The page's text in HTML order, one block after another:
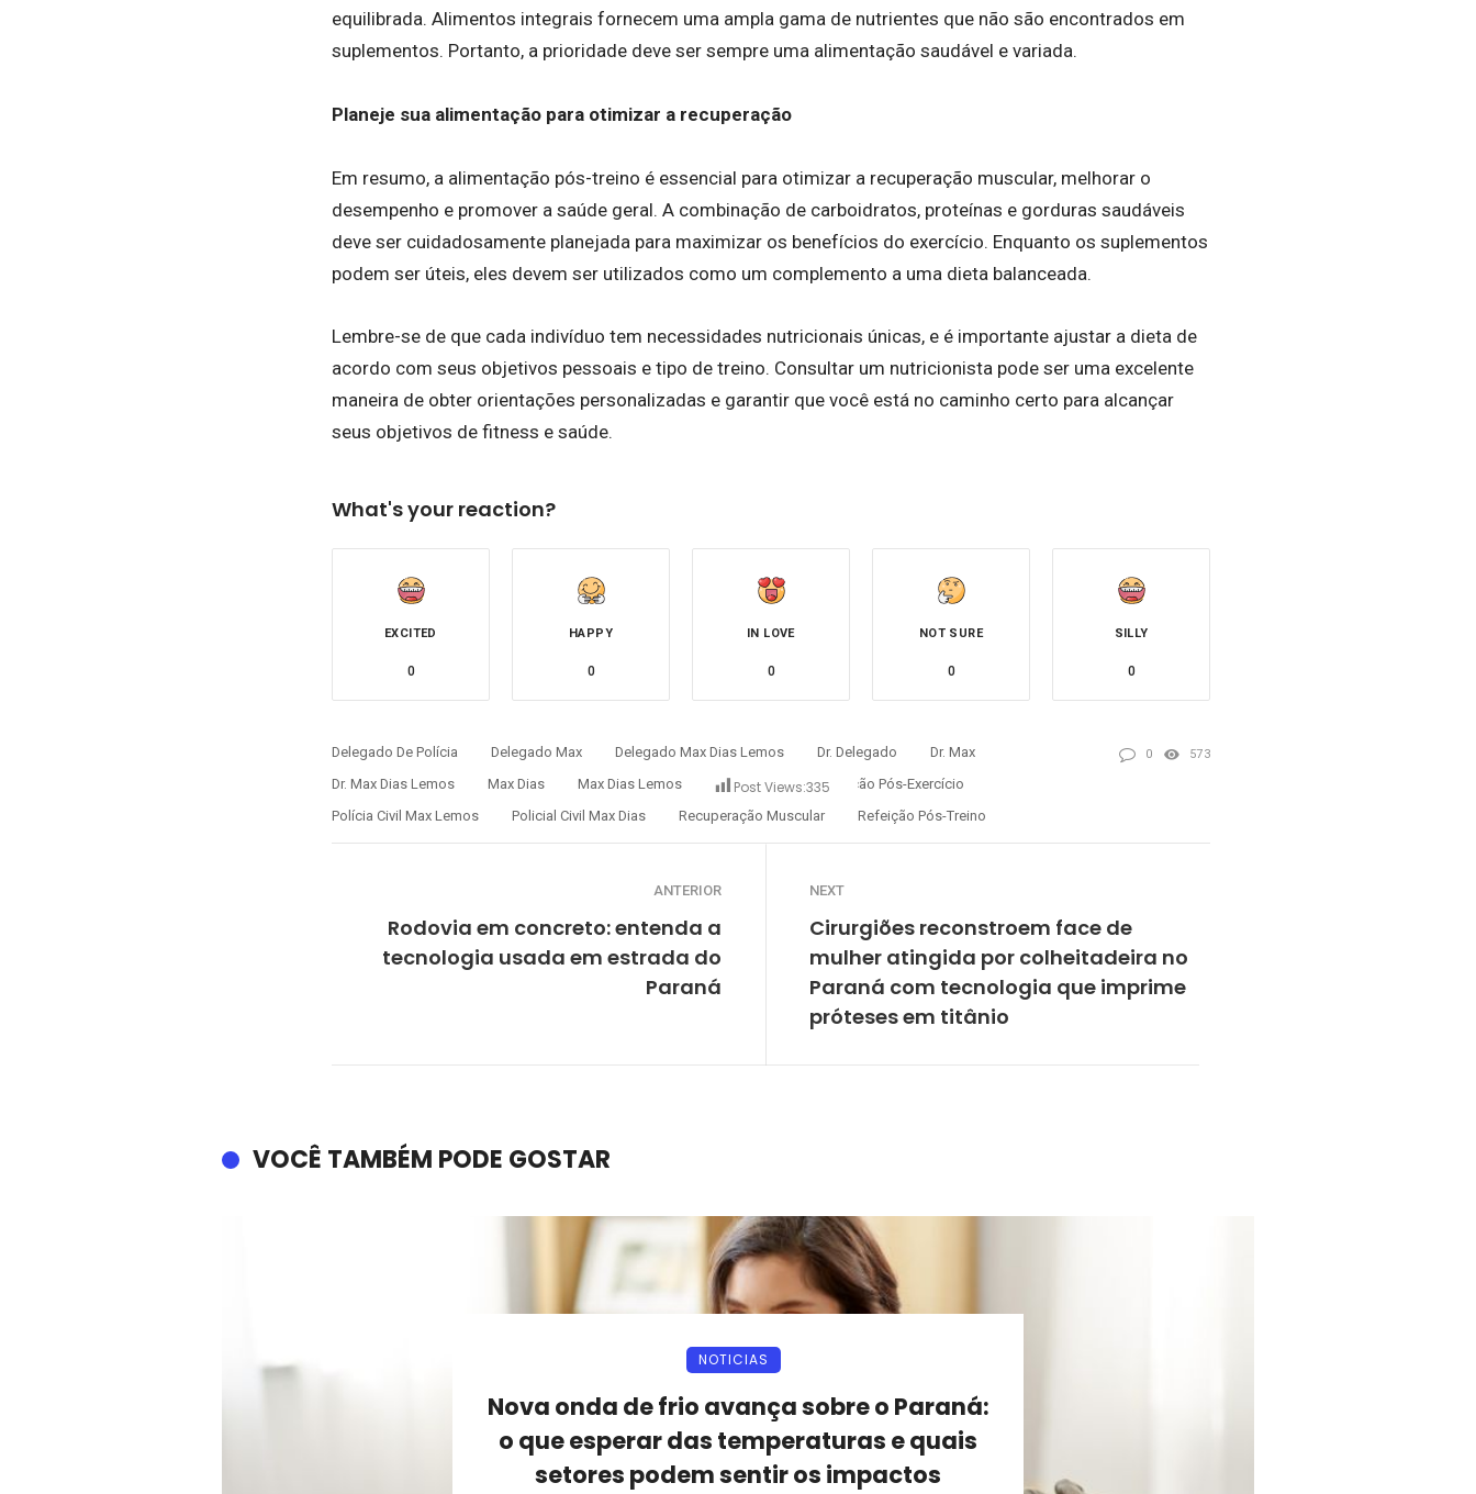
equilibrada. Alimentos integrais fornecem uma ampla gama de nutrientes que não são encontrados em
suplementos. Portanto, a prioridade deve ser sempre uma alimentação saudável e variada.
Planeje sua alimentação para otimizar a recuperação
Em resumo, a alimentação pós-treino é essencial para otimizar a recuperação muscular, melhorar o
desempenho e promover a saúde geral. A combinação de carboidratos, proteínas e gorduras saudáveis
deve ser cuidadosamente planejada para maximizar os benefícios do exercício. Enquanto os suplementos
podem ser úteis, eles devem ser utilizados como um complemento a uma dieta balanceada.
Lembre-se de que cada indivíduo tem necessidades nutricionais únicas, e é importante ajustar a dieta de
acordo com seus objetivos pessoais e tipo de treino. Consultar um nutricionista pode ser uma excelente
maneira de obter orientações personalizadas e garantir que você está no caminho certo para alcançar
seus objetivos de fitness e saúde.
Post Views:335
What's your reaction?
EXCITED
0
HAPPY
0
IN LOVE
0
NOT SURE
0
SILLY
0
Delegado De Polícia Delegado Max Delegado Max Dias Lemos Dr. Delegado
Dr. Max
Dr. Max Dias Lemos
Max Dias Max Dias Lemos Max Lemos
Nutrição Pós-Exercício
Polícia Civil Max Lemos
Policial Civil Max Dias Recuperação Muscular Refeição Pós-Treino
0 573
ANTERIOR
Rodovia em concreto: entenda a
tecnologia usada em estrada do
Paraná
NEXT
Cirurgiões reconstroem face de
mulher atingida por colheitadeira no
Paraná com tecnologia que imprime
próteses em titânio
VOCÊ TAMBÉM PODE GOSTAR
NOTICIAS
Nova onda de frio avança sobre o Paraná:
o que esperar das temperaturas e quais
setores podem sentir os impactos